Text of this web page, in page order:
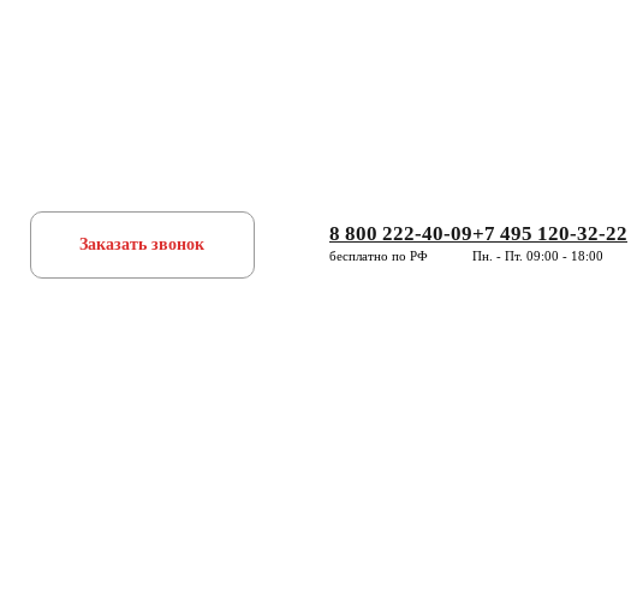
Заказать звонок 8 800 222-40-09
бесплатно по РФ
+7 495 120-32-22
Пн. - Пт. 09:00 - 18:00